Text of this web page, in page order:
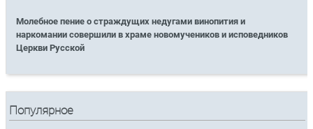
Молебное пение о страждущих недугами винопития и
наркомании совершили в храме новомучеников и исповедников
Церкви Русской
Популярное